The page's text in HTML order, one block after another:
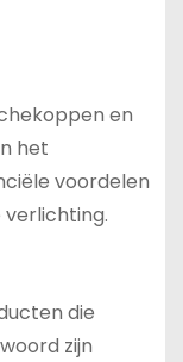
en
het
voordelen
verlichting.
die
zijn